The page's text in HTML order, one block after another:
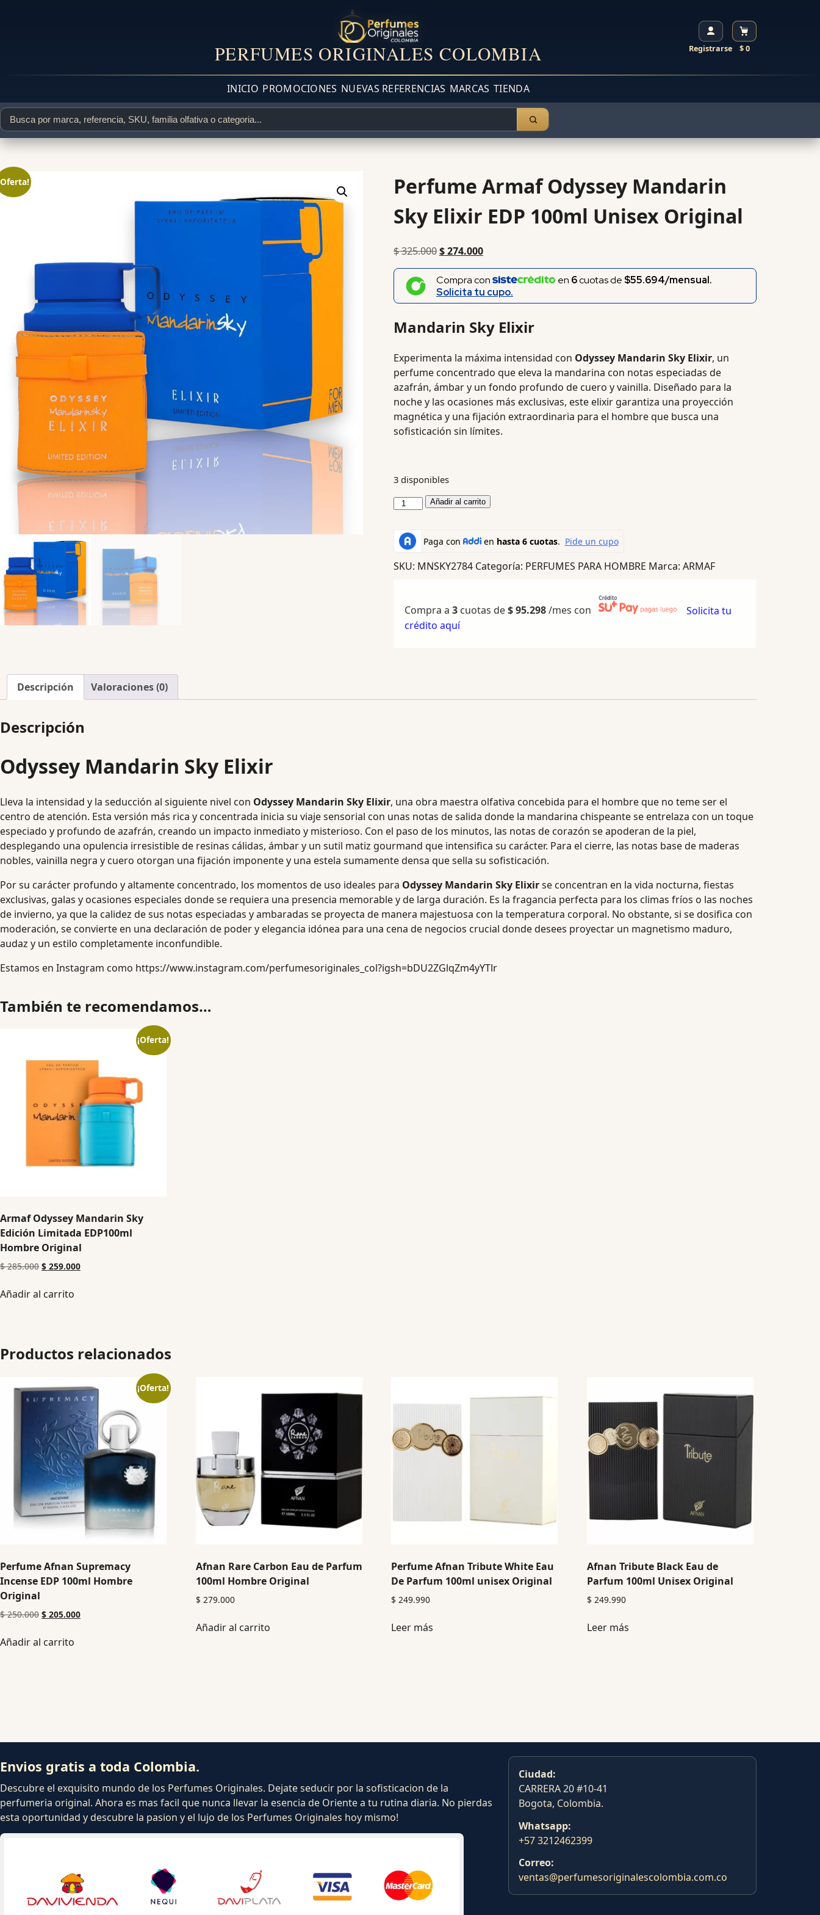
PERFUMES ORIGINALES COLOMBIA Registrarse $ 0
INICIO PROMOCIONES NUEVAS REFERENCIAS MARCAS TIENDA
Perfume Armaf Odyssey Mandarin
Sky Elixir EDP 100ml Unisex Original
$325.000$274.000
Compra con en 6cuotas de $55.694/mensual.
Solicita tu cupo.
Mandarin Sky Elixir
Experimenta la máxima intensidad con Odyssey Mandarin Sky Elixir, un
perfume concentrado que eleva la mandarina con notas especiadas de
azafrán, ámbar y un fondo profundo de cuero y vainilla. Diseñado para la
noche y las ocasiones más exclusivas, este elixir garantiza una proyección
magnética y una fijación extraordinaria para el hombre que busca una
sofisticación sin límites.
3 disponibles
Añadir al carrito
SKU: MNSKY2784 Categoría: PERFUMES PARA HOMBRE Marca: ARMAF
Compra a 3cuotas de$95.298/mes con
Solicita tu
crédito aquí
Descripción Valoraciones (0)
Descripción
Odyssey Mandarin Sky Elixir
Lleva la intensidad y la seducción al siguiente nivel con Odyssey Mandarin Sky Elixir, una obra maestra olfativa concebida para el hombre que no teme ser el
centro de atención. Esta versión más rica y concentrada inicia su viaje sensorial con unas notas de salida donde la mandarina chispeante se entrelaza con un toque
especiado y profundo de azafrán, creando un impacto inmediato y misterioso. Con el paso de los minutos, las notas de corazón se apoderan de la piel,
desplegando una opulencia irresistible de resinas cálidas, ámbar y un sutil matiz gourmand que intensifica su carácter. Para el cierre, las notas base de maderas
nobles, vainilla negra y cuero otorgan una fijación imponente y una estela sumamente densa que sella su sofisticación.
Por su carácter profundo y altamente concentrado, los momentos de uso ideales para Odyssey Mandarin Sky Elixirse concentran en la vida nocturna, fiestas
exclusivas, galas y ocasiones especiales donde se requiera una presencia memorable y de larga duración. Es la fragancia perfecta para los climas fríos o las noches
de invierno, ya que la calidez de sus notas especiadas y ambaradas se proyecta de manera majestuosa con la temperatura corporal. No obstante, si se dosifica con
moderación, se convierte en una declaración de poder y elegancia idónea para una cena de negocios crucial donde desees proyectar un magnetismo maduro,
audaz y un estilo completamente inconfundible.
Estamos en Instagram como https://www.instagram.com/perfumesoriginales_col?igsh=bDU2ZGlqZm4yYTlr
También te recomendamos…
¡Oferta!
Armaf Odyssey Mandarin Sky
Edición Limitada EDP100ml
Hombre Original
$285.000 $ 259.000
Añadir al carrito
Productos relacionados
¡Oferta!
Perfume Afnan Supremacy
Incense EDP 100ml Hombre
Original
$250.000 $ 205.000
Añadir al carrito
Afnan Rare Carbon Eau de Parfum
100ml Hombre Original
$ 279.000
Añadir al carrito
Perfume Afnan Tribute White Eau
De Parfum 100ml unisex Original
$ 249.990
Leer más
Afnan Tribute Black Eau de
Parfum 100ml Unisex Original
$ 249.990
Leer más
Envios gratis a toda Colombia.
Descubre el exquisito mundo de los Perfumes Originales. Dejate seducir por la sofisticacion de la
perfumeria original. Ahora es mas facil que nunca llevar la esencia de Oriente a tu rutina diaria. No pierdas
esta oportunidad y descubre la pasion y el lujo de los Perfumes Originales hoy mismo!
Ciudad:
CARRERA 20 #10-41
Bogota, Colombia.
Whatsapp:
+57 3212462399
Correo:
ventas@perfumesoriginalescolombia.com.co